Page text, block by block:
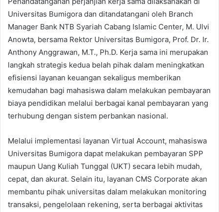
Universitas Bumigora dan ditandatangani oleh Branch
Manager Bank NTB Syariah Cabang Islamic Center, M. Ulvi
Anowta, bersama Rektor Universitas Bumigora, Prof. Dr. Ir.
Anthony Anggrawan, M.T., Ph.D. Kerja sama ini merupakan
langkah strategis kedua belah pihak dalam meningkatkan
efisiensi layanan keuangan sekaligus memberikan
kemudahan bagi mahasiswa dalam melakukan pembayaran
biaya pendidikan melalui berbagai kanal pembayaran yang
terhubung dengan sistem perbankan nasional.
Melalui implementasi layanan Virtual Account, mahasiswa
Universitas Bumigora dapat melakukan pembayaran SPP
maupun Uang Kuliah Tunggal (UKT) secara lebih mudah,
cepat, dan akurat. Selain itu, layanan CMS Corporate akan
membantu pihak universitas dalam melakukan monitoring
transaksi, pengelolaan rekening, serta berbagai aktivitas